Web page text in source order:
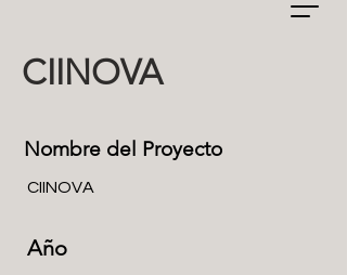
CIINOVA
Nombre del Proyecto
CIINOVA
Año